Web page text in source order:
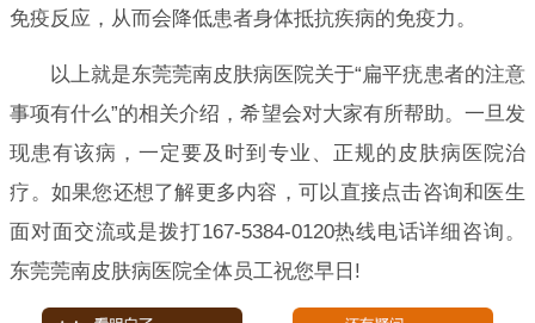
免疫反应，从而会降低患者身体抵抗疾病的免疫力。
以上就是东莞莞南皮肤病医院关于“扁平疣患者的注意
事项有什么”的相关介绍，希望会对大家有所帮助。一旦发
现患有该病，一定要及时到专业、正规的皮肤病医院治
疗。如果您还想了解更多内容，可以直接点击咨询和医生
面对面交流或是拨打167-5384-0120热线电话详细咨询。
东莞莞南皮肤病医院全体员工祝您早日!